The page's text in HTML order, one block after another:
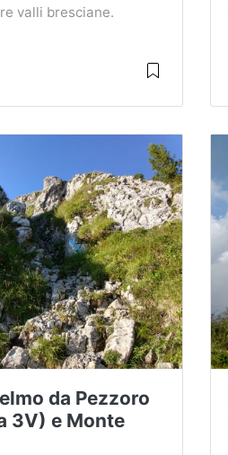
valli bresciane.
da Pezzoro
3V) e Monte